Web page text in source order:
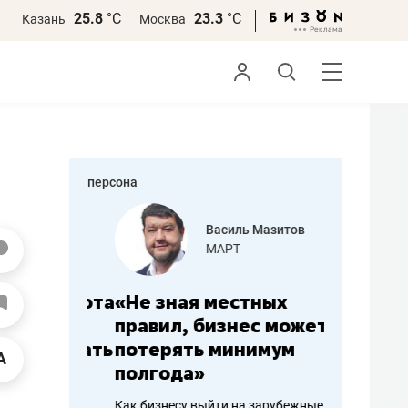
Казань 25.8 °С Москва 23.3 °С
персона
работа
Василь Мазитов
МАРТ
«Не зная местных
правил, бизнес может
потерять минимум
полгода»